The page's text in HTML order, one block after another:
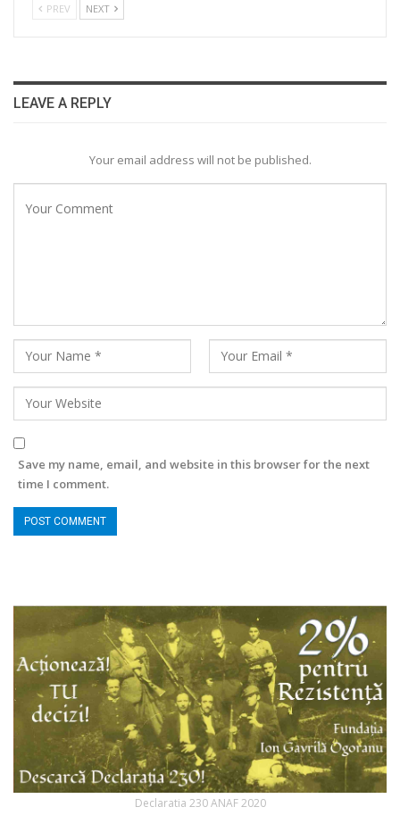
PREV NEXT
LEAVE A REPLY
Your email address will not be published.
Save my name, email, and website in this browser for the next
time I comment.
Declaratia 230 ANAF 2020